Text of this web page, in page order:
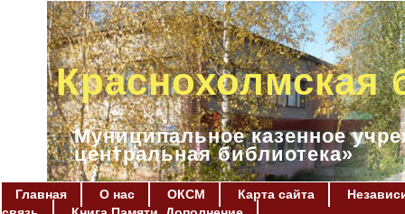
Краснохолмская
Муниципальное казенное
центральная библиотека»
Главная О нас ОКСМ Карта сайта